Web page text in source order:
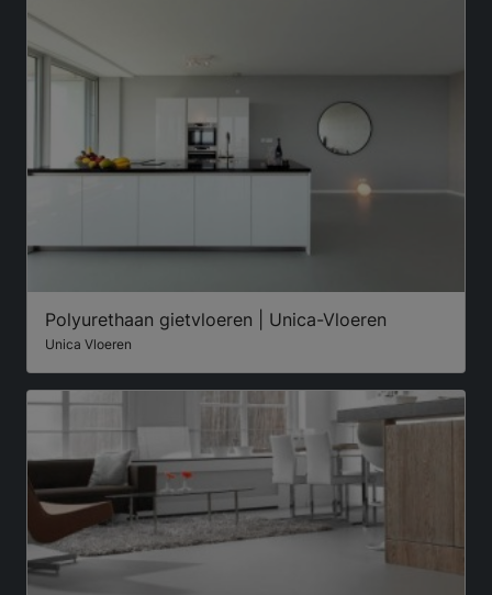
Polyurethaan gietvloeren | Unica-Vloeren
Unica Vloeren